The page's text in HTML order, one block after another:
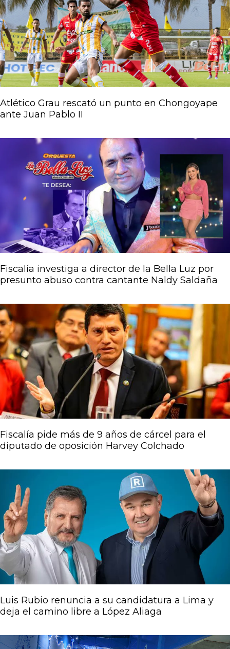
Atlético Grau rescató un punto en Chongoyape
ante Juan Pablo II
Fiscalía investiga a director de la Bella Luz por
presunto abuso contra cantante Naldy Saldaña
Fiscalía pide más de 9 años de cárcel para el
diputado de oposición Harvey Colchado
Luis Rubio renuncia a su candidatura a Lima y
deja el camino libre a López Aliaga